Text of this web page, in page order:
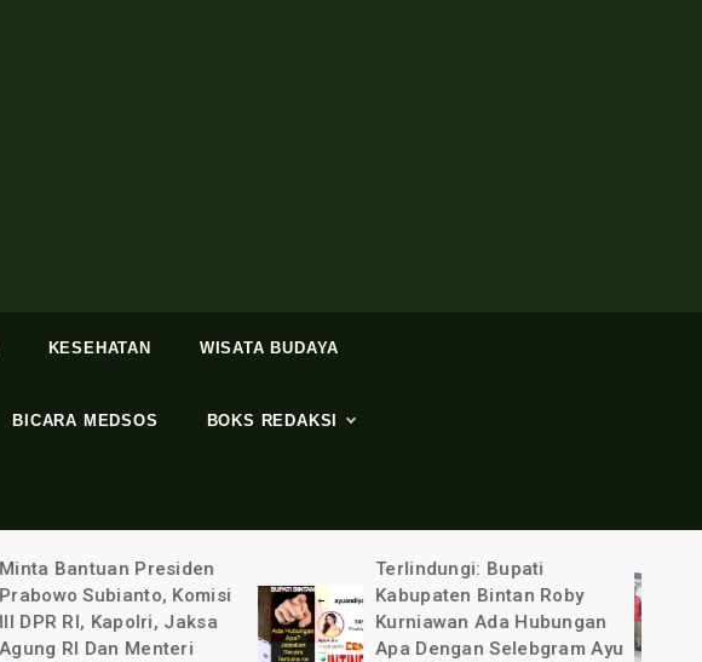
KESEHATAN WISATA BUDAYA
BICARA MEDSOS BOKS REDAKSI
Terlindungi: Bupati
Kabupaten Bintan Roby
Kurniawan Ada Hubungan
Apa Dengan Selebgram Ayu
Tim PLN UP3
Tanjungpinang “Ditemani”
Polisi Bergerak Cepat
Ungkap Pencurian Listirk